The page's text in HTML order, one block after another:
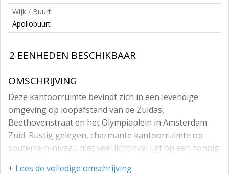
Wijk / Buurt
Apollobuurt
2 EENHEDEN BESCHIKBAAR
OMSCHRIJVING
Deze kantoorruimte bevindt zich in een levendige
omgeving op loopafstand van de Zuidas,
Beethovenstraat en het Olympiaplein in Amsterdam
Zuid. Rustig gelegen, charmante kantoorruimte op
souterrein-niveau met veel lichtinval ligt op een zonnig
+ Lees de volledige omschrijving